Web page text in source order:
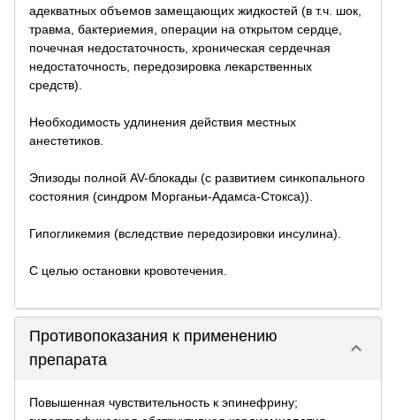
адекватных объемов замещающих жидкостей (в т.ч. шок,
травма, бактериемия, операции на открытом сердце,
почечная недостаточность, хроническая сердечная
недостаточность, передозировка лекарственных
средств).
Необходимость удлинения действия местных
анестетиков.
Эпизоды полной AV-блокады (с развитием синкопального
состояния (синдром Морганьи-Адамса-Стокса)).
Гипогликемия (вследствие передозировки инсулина).
С целью остановки кровотечения.
Противопоказания к применению
препарата
keyboard_arrow_down
Повышенная чувствительность к эпинефрину;